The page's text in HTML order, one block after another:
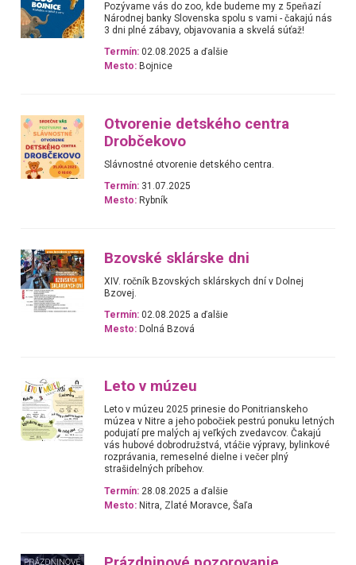
Pozývame vás do zoo, kde budeme my z 5peňazí
Národnej banky Slovenska spolu s vami - čakajú nás
3 dni plné zábavy, objavovania a skvelá súťaž!
Termín: 02.08.2025 a ďalšie
Mesto: Bojnice
Otvorenie detského centra
Drobčekovo
Slávnostné otvorenie detského centra.
Termín: 31.07.2025
Mesto: Rybník
Bzovské sklárske dni
XIV. ročník Bzovských sklárskych dní v Dolnej
Bzovej.
Termín: 02.08.2025 a ďalšie
Mesto: Dolná Bzová
Leto v múzeu
Leto v múzeu 2025 prinesie do Ponitrianskeho
múzea v Nitre a jeho pobočiek pestrú ponuku letných
podujatí pre malých aj veľkých zvedavcov. Čakajú
vás hubové dobrodružstvá, vtáčie výpravy, bylinkové
rozprávania, remeselné dielne i večer plný
strašidelných príbehov.
Termín: 28.08.2025 a ďalšie
Mesto: Nitra, Zlaté Moravce, Šaľa